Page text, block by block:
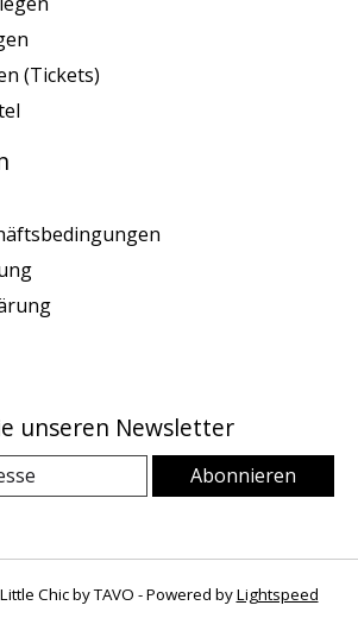
(Tickets)
unseren Newsletter
Abonnieren
Chic by TAVO - Powered byLightspeed